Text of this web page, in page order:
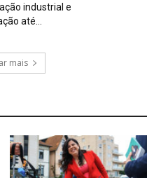
industrial e
até...
mais